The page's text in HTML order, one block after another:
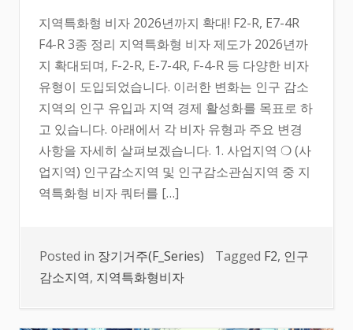
지역특화형 비자 2026년까지 확대! F2-R, E7-4R
F4-R 3종 정리 지역특화형 비자 제도가 2026년까
지 확대되며, F-2-R, E-7-4R, F-4-R 등 다양한 비자
유형이 도입되었습니다. 이러한 변화는 인구 감소
지역의 인구 유입과 지역 경제 활성화를 목표로 하
고 있습니다. 아래에서 각 비자 유형과 주요 변경
사항을 자세히 살펴보겠습니다. 1. 사업지역 ❍ (사
업지역) 인구감소지역 및 인구감소관심지역 중 지
역특화형 비자 쿼터를 […]
Posted in 장기거주(F_Series) Tagged F2, 인구
감소지역, 지역특화형비자